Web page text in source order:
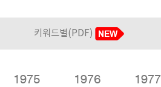
키워드별(PDF)
1975 1976 1977